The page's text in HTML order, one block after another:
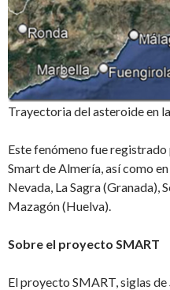
Trayectoria del asteroide en
Este fenómeno fue
Smart de Almería, así como
Nevada, La Sagra (Granada),
Mazagón (Huelva).
Sobre el proyecto SMART
El proyecto SMART, siglas de